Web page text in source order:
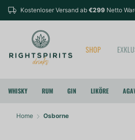
Kostenloser Versand ab €299 Netto
SHOP
WHISKY RUM GIN LIKÖRE
Home Osborne